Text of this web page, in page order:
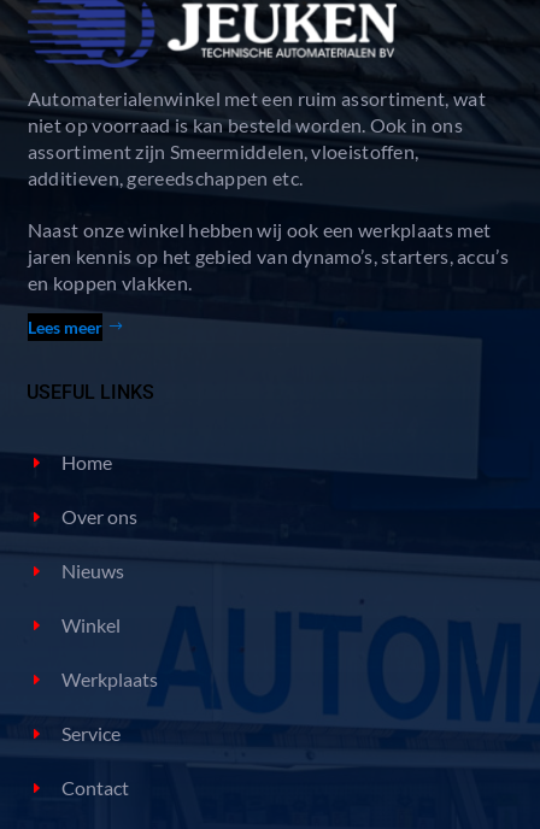
Automaterialenwinkel met een ruim assortiment, wat
niet op voorraad is kan besteld worden. Ook in ons
assortiment zijn Smeermiddelen, vloeistoffen,
additieven, gereedschappen etc.
Naast onze winkel hebben wij ook een werkplaats met
jaren kennis op het gebied van dynamo’s, starters, accu’s
en koppen vlakken.
Lees meer
USEFUL LINKS
Home
Over ons
Nieuws
Winkel
Werkplaats
Service
Contact